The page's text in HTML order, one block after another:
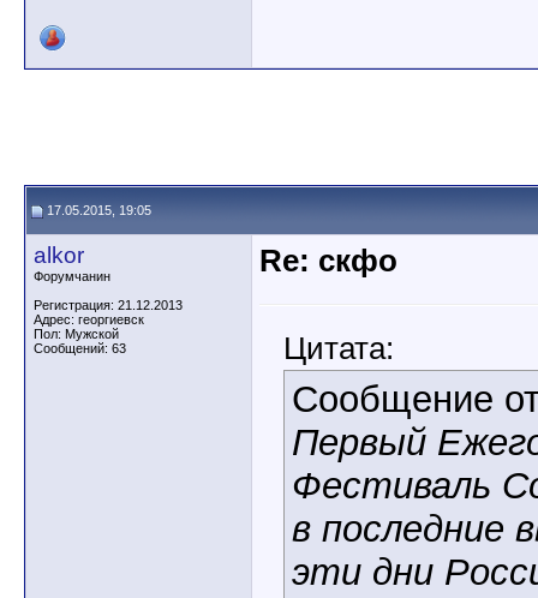
17.05.2015, 19:05
alkor
Форумчанин
Регистрация: 21.12.2013
Адрес: георгиевск
Пол: Мужской
Сообщений: 63
Re: скфо
Цитата:
Сообщение
Первый
Фестиваль
в последние
эти дни